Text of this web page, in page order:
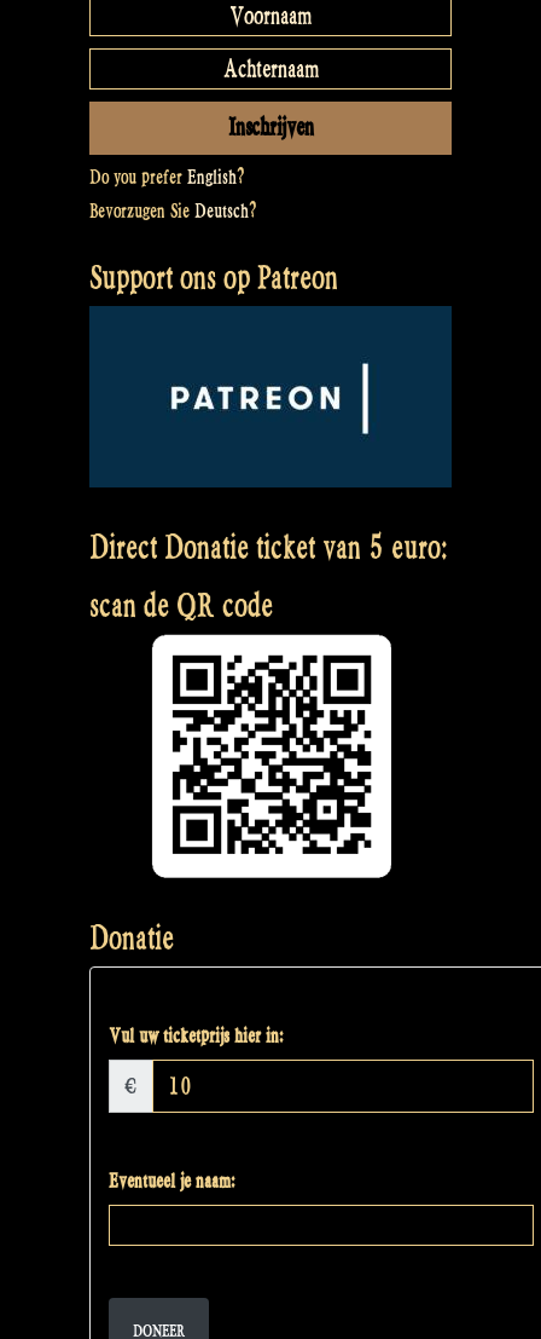
Do you prefer English?
Bevorzugen Sie Deutsch?
Support ons op Patreon
Direct Donatie ticket van 5 euro:
scan de QR code
Donatie
Vul uw ticketprijs hier in:
€
Eventueel je naam:
DONEER